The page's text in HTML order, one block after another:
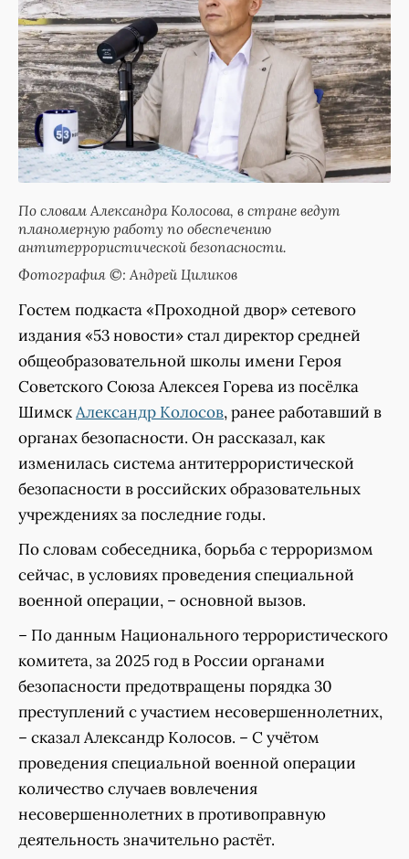
По словам Александра Колосова, в стране ведут
планомерную работу по обеспечению
антитеррористической безопасности.
Фотография ©: Андрей Циликов
Гостем подкаста «Проходной двор» сетевого
издания «53 новости» стал директор средней
общеобразовательной школы имени Героя
Советского Союза Алексея Горева из посёлка
ШимскАлександр Колосов, ранее работавший в
органах безопасности. Он рассказал, как
изменилась система антитеррористической
безопасности в российских образовательных
учреждениях за последние годы.
По словам собеседника, борьба с терроризмом
сейчас, в условиях проведения специальной
военной операции, – основной вызов.
– По данным Национального террористического
комитета, за 2025 год в России органами
безопасности предотвращены порядка 30
преступлений с участием несовершеннолетних,
– сказал Александр Колосов. – С учётом
проведения специальной военной операции
количество случаев вовлечения
несовершеннолетних в противоправную
деятельность значительно растёт.